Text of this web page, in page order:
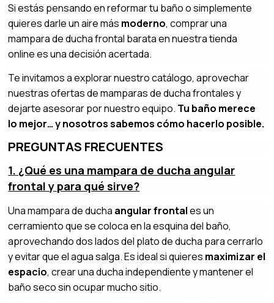
Si estás pensando en reformar tu baño o simplemente
quieres darle un aire más moderno, comprar una
mampara de ducha frontal barata en nuestra tienda
online es una decisión acertada.
Te invitamos a explorar nuestro catálogo, aprovechar
nuestras ofertas de mamparas de ducha frontales y
dejarte asesorar por nuestro equipo. Tu baño merece
lo mejor… y nosotros sabemos cómo hacerlo posible.
PREGUNTAS FRECUENTES
1. ¿Qué es una mampara de ducha angular
frontal y para qué sirve?
Una mampara de ducha angular frontales un
cerramiento que se coloca en la esquina del baño,
aprovechando dos lados del plato de ducha para cerrarlo
y evitar que el agua salga. Es ideal si quieres maximizar el
espacio, crear una ducha independiente y mantener el
baño seco sin ocupar mucho sitio.